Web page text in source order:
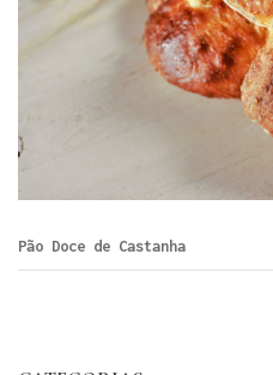
Pão Doce de Castanha